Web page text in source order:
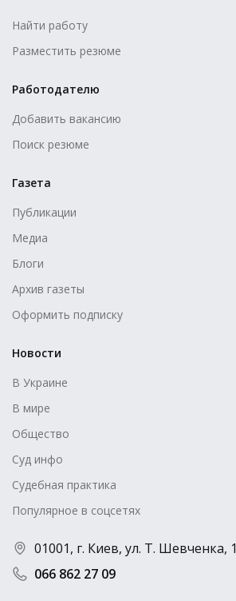
Найти работу
Разместить резюме
Работодателю
Добавить вакансию
Поиск резюме
Газета
Публикации
Медиа
Блоги
Архив газеты
Оформить подписку
Новости
В Украине
В мире
Общество
Суд инфо
Судебная практика
Популярное в соцсетях
066 862 27 09
01001, г. Киев, ул. Т. Шевченка, 1